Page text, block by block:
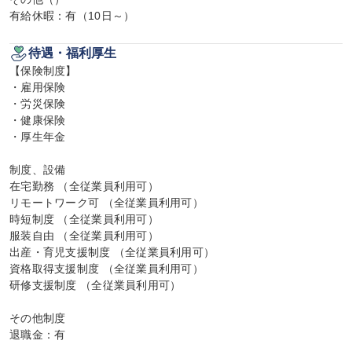
有給休暇：有（10日～）
待遇・福利厚生
【保険制度】
・雇用保険
・労災保険
・健康保険
・厚生年金
制度、設備
在宅勤務 （全従業員利用可）
リモートワーク可 （全従業員利用可）
時短制度 （全従業員利用可）
服装自由 （全従業員利用可）
出産・育児支援制度 （全従業員利用可）
資格取得支援制度 （全従業員利用可）
研修支援制度 （全従業員利用可）
その他制度
退職金：有